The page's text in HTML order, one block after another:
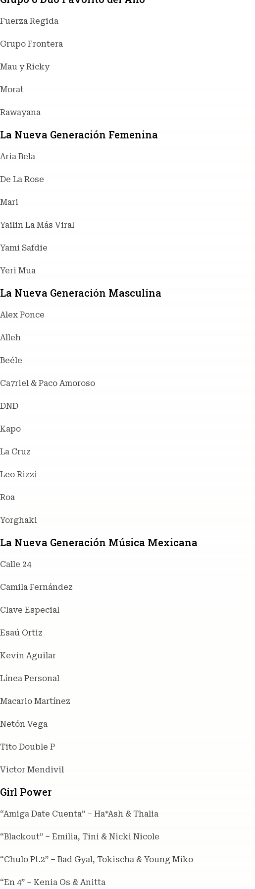
Fuerza Regida
Grupo Frontera
Mau y Ricky
Morat
Rawayana
La Nueva Generación Femenina
Aria Bela
De La Rose
Mari
Yailin La Más Viral
Yami Safdie
Yeri Mua
La Nueva Generación Masculina
Alex Ponce
Alleh
Beéle
Ca7riel & Paco Amoroso
DND
Kapo
La Cruz
Leo Rizzi
Roa
Yorghaki
La Nueva Generación Música Mexicana
Calle 24
Camila Fernández
Clave Especial
Esaú Ortiz
Kevin Aguilar
Línea Personal
Macario Martínez
Netón Vega
Tito Double P
Victor Mendivil
Girl Power
“Amiga Date Cuenta” – Ha*Ash & Thalia
“Blackout” – Emilia, Tini & Nicki Nicole
“Chulo Pt.2” – Bad Gyal, Tokischa & Young Miko
“En 4” – Kenia Os & Anitta